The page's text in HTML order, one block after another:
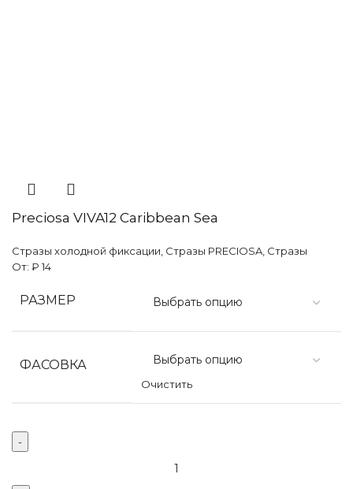
Preciosa VIVA12 Caribbean Sea
Стразы холодной фиксации Стразы PRECIOSA Стразы
От: ₽ 14
РАЗМЕР
ФАСОВКА
Очистить